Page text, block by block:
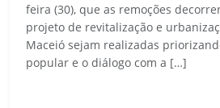
feira (30), que as remoções
projeto de revitalização e
Maceió sejam realizadas
popular e o diálogo com a […]